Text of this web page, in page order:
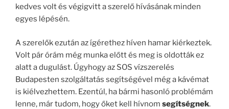
kedves volt és végigvitt a szerelő hívásának minden
egyes lépésén.
A szerelők ezután az ígérethez híven hamar kiérkeztek.
Volt pár órám még munka előtt és meg is oldották ez
alatt a dugulást. Úgyhogy az SOS vízszerelés
Budapesten szolgáltatás segítségével még a kávémat
is kiélvezhettem. Ezentúl, ha bármi hasonló problémám
lenne, már tudom, hogy őket kell hívnom segítségnek.